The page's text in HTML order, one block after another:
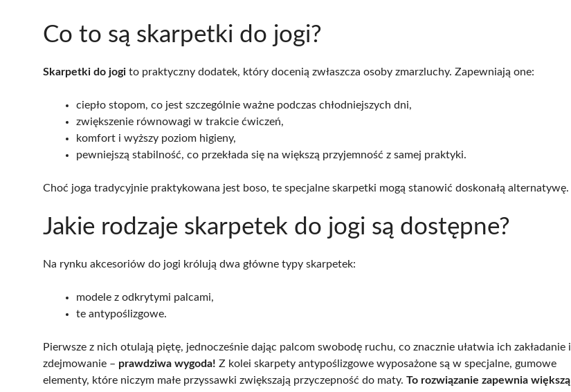
Co to są skarpetki do jogi?
Skarpetki do jogi to praktyczny dodatek, który docenią zwłaszcza osoby zmarzluchy. Zapewniają one:
ciepło stopom, co jest szczególnie ważne podczas chłodniejszych dni,
zwiększenie równowagi w trakcie ćwiczeń,
komfort i wyższy poziom higieny,
pewniejszą stabilność, co przekłada się na większą przyjemność z samej praktyki.
Choć joga tradycyjnie praktykowana jest boso, te specjalne skarpetki mogą stanowić doskonałą alternatywę.
Jakie rodzaje skarpetek do jogi są dostępne?
Na rynku akcesoriów do jogi królują dwa główne typy skarpetek:
modele z odkrytymi palcami,
te antypoślizgowe.
Pierwsze z nich otulają piętę, jednocześnie dając palcom swobodę ruchu, co znacznie ułatwia ich zakładanie i
zdejmowanie – prawdziwa wygoda! Z kolei skarpety antypoślizgowe wyposażone są w specjalne, gumowe
elementy, które niczym małe przyssawki zwiększają przyczepność do maty. To rozwiązanie zapewnia większą